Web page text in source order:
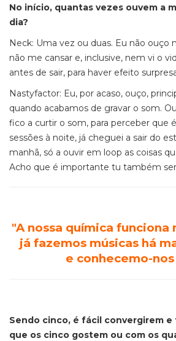
No início, quantas vezes ouvem a
dia?
Neck: Uma vez ou duas. Eu não ouço
não me cansar e, inclusive, nem vi o
antes de sair, para haver efeito
Nastyfactor: Eu, por acaso, ouço,
quando acabamos de gravar o som.
fico a curtir o som, para perceber que
sessões à noite, já cheguei a sair do
manhã, só a ouvir em loop as coisas
Acho que é importante tu também
"A nossa química funciona
já fazemos músicas há
e conhecemo-
Sendo cinco, é fácil convergirem e
que os cinco gostem ou com os